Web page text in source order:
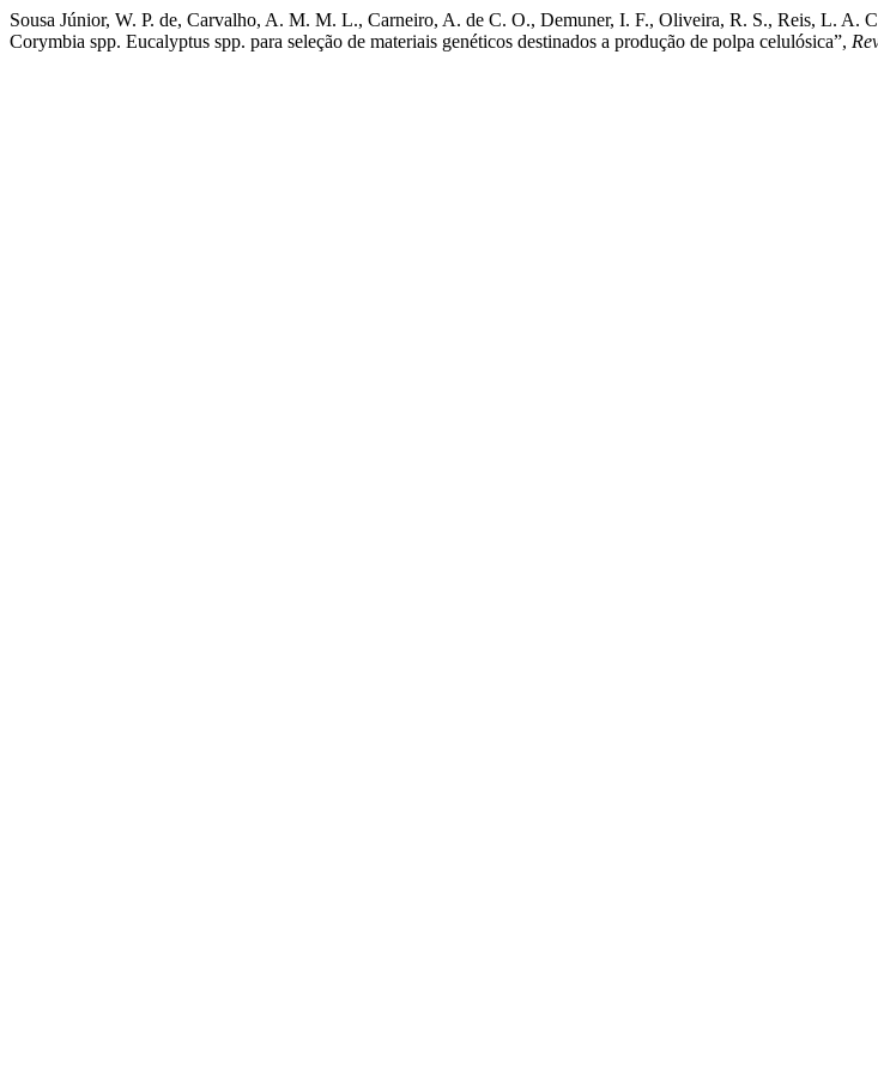
Sousa Júnior, W. P. de, Carvalho, A. M. M. L., Carneiro, A. de C. O., Demuner, I. F., Oliveira, R. S., Reis, L. A.
Corymbia spp. Eucalyptus spp. para seleção de materiais genéticos destinados a produção de polpa celulósica”,